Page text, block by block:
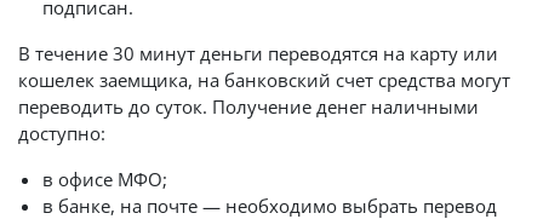
подписан.
В течение 30 минут деньги переводятся на карту или
кошелек заемщика, на банковский счет средства могут
переводить до суток. Получение денег наличными
доступно:
в офисе МФО;
в банке, на почте — необходимо выбрать перевод